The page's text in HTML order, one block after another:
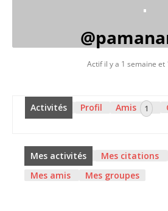
Actif il y a 1 semaine et
Activités Profil Amis 1
Mes activités Mes citations
Mes amis
Mes groupes